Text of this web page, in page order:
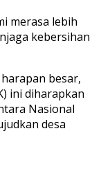
merasa lebih
kebersihan
besar,
ini diharapkan
Nasional
desa